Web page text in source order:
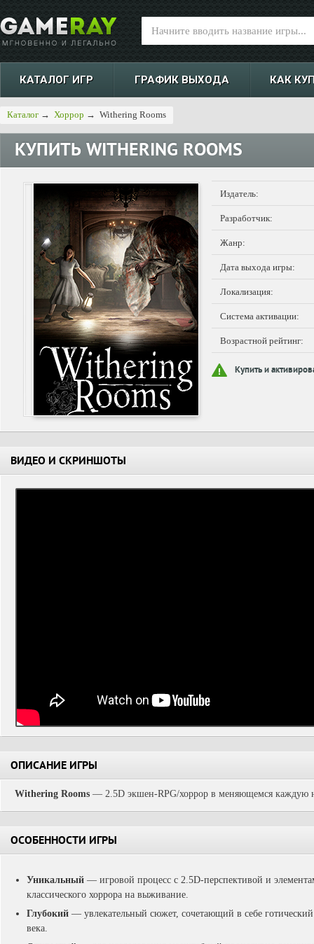
КАТАЛОГ ИГР ГРАФИК ВЫХОДА КАК
Каталог → Хоррор → Withering Rooms
КУПИТЬ WITHERING ROOMS
Издатель:
Разработчик:
Жанр:
Дата выхода игры:
Локализация:
Система активации:
Возрастной рейтинг:
Купить и
ВИДЕО И СКРИНШОТЫ
ОПИСАНИЕ ИГРЫ
Withering Rooms — 2.5D экшен-RPG/хоррор в меняющемся каждую
ОСОБЕННОСТИ ИГРЫ
Уникальный — игровой процесс с 2.5D-перспективой и
классического хоррора на выживание.
Глубокий — увлекательный сюжет, сочетающий в себе
века.